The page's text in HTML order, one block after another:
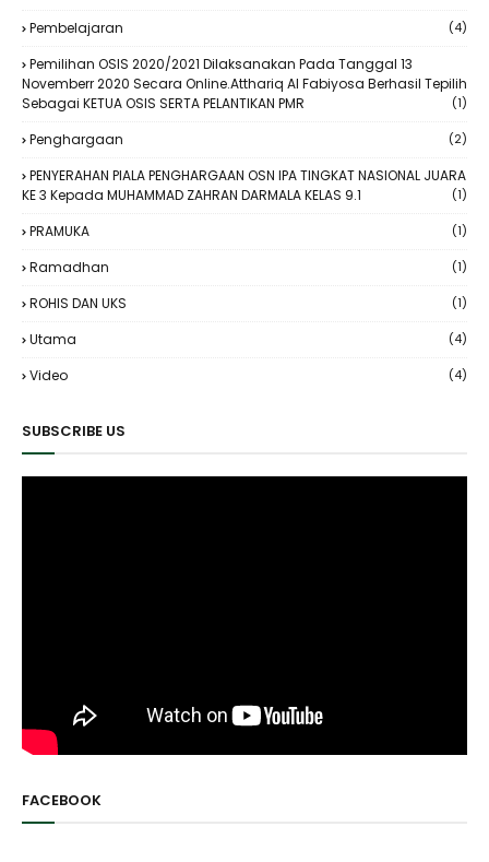
Pembelajaran (4)
Pemilihan OSIS 2020/2021 Dilaksanakan Pada Tanggal 13
Novemberr 2020 Secara Online.Atthariq Al Fabiyosa Berhasil Tepilih
Sebagai KETUA OSIS SERTA PELANTIKAN PMR
(1)
Penghargaan (2)
PENYERAHAN PIALA PENGHARGAAN OSN IPA TINGKAT NASIONAL JUARA
KE 3 Kepada MUHAMMAD ZAHRAN DARMALA KELAS 9.1
(1)
PRAMUKA (1)
Ramadhan (1)
ROHIS DAN UKS (1)
Utama (4)
Video (4)
SUBSCRIBE US
FACEBOOK